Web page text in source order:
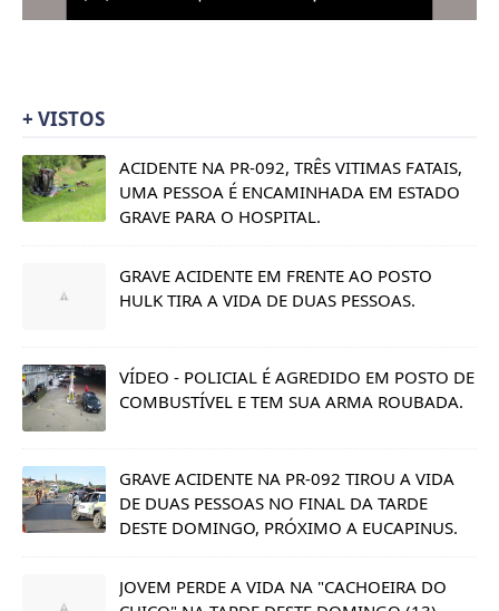
+ VISTOS
ACIDENTE NA PR-092, TRÊS VITIMAS FATAIS,
UMA PESSOA É ENCAMINHADA EM ESTADO
GRAVE PARA O HOSPITAL.
GRAVE ACIDENTE EM FRENTE AO POSTO
HULK TIRA A VIDA DE DUAS PESSOAS.
VÍDEO - POLICIAL É AGREDIDO EM POSTO DE
COMBUSTÍVEL E TEM SUA ARMA ROUBADA.
GRAVE ACIDENTE NA PR-092 TIROU A VIDA
DE DUAS PESSOAS NO FINAL DA TARDE
DESTE DOMINGO, PRÓXIMO A EUCAPINUS.
JOVEM PERDE A VIDA NA "CACHOEIRA DO